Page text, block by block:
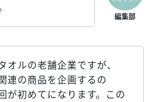
オルの老舗企業ですが、
連の商品を企画するの
が初めてになります。この